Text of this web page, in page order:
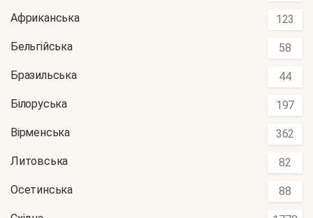
Африканська 123
Бельгійська 58
Бразильська 44
Білоруська 197
Вірменська 362
Литовська 82
Осетинська 88